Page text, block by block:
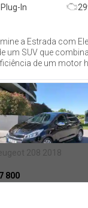
In
a Estrada com
um SUV que
de um motor
208 2018
7 800